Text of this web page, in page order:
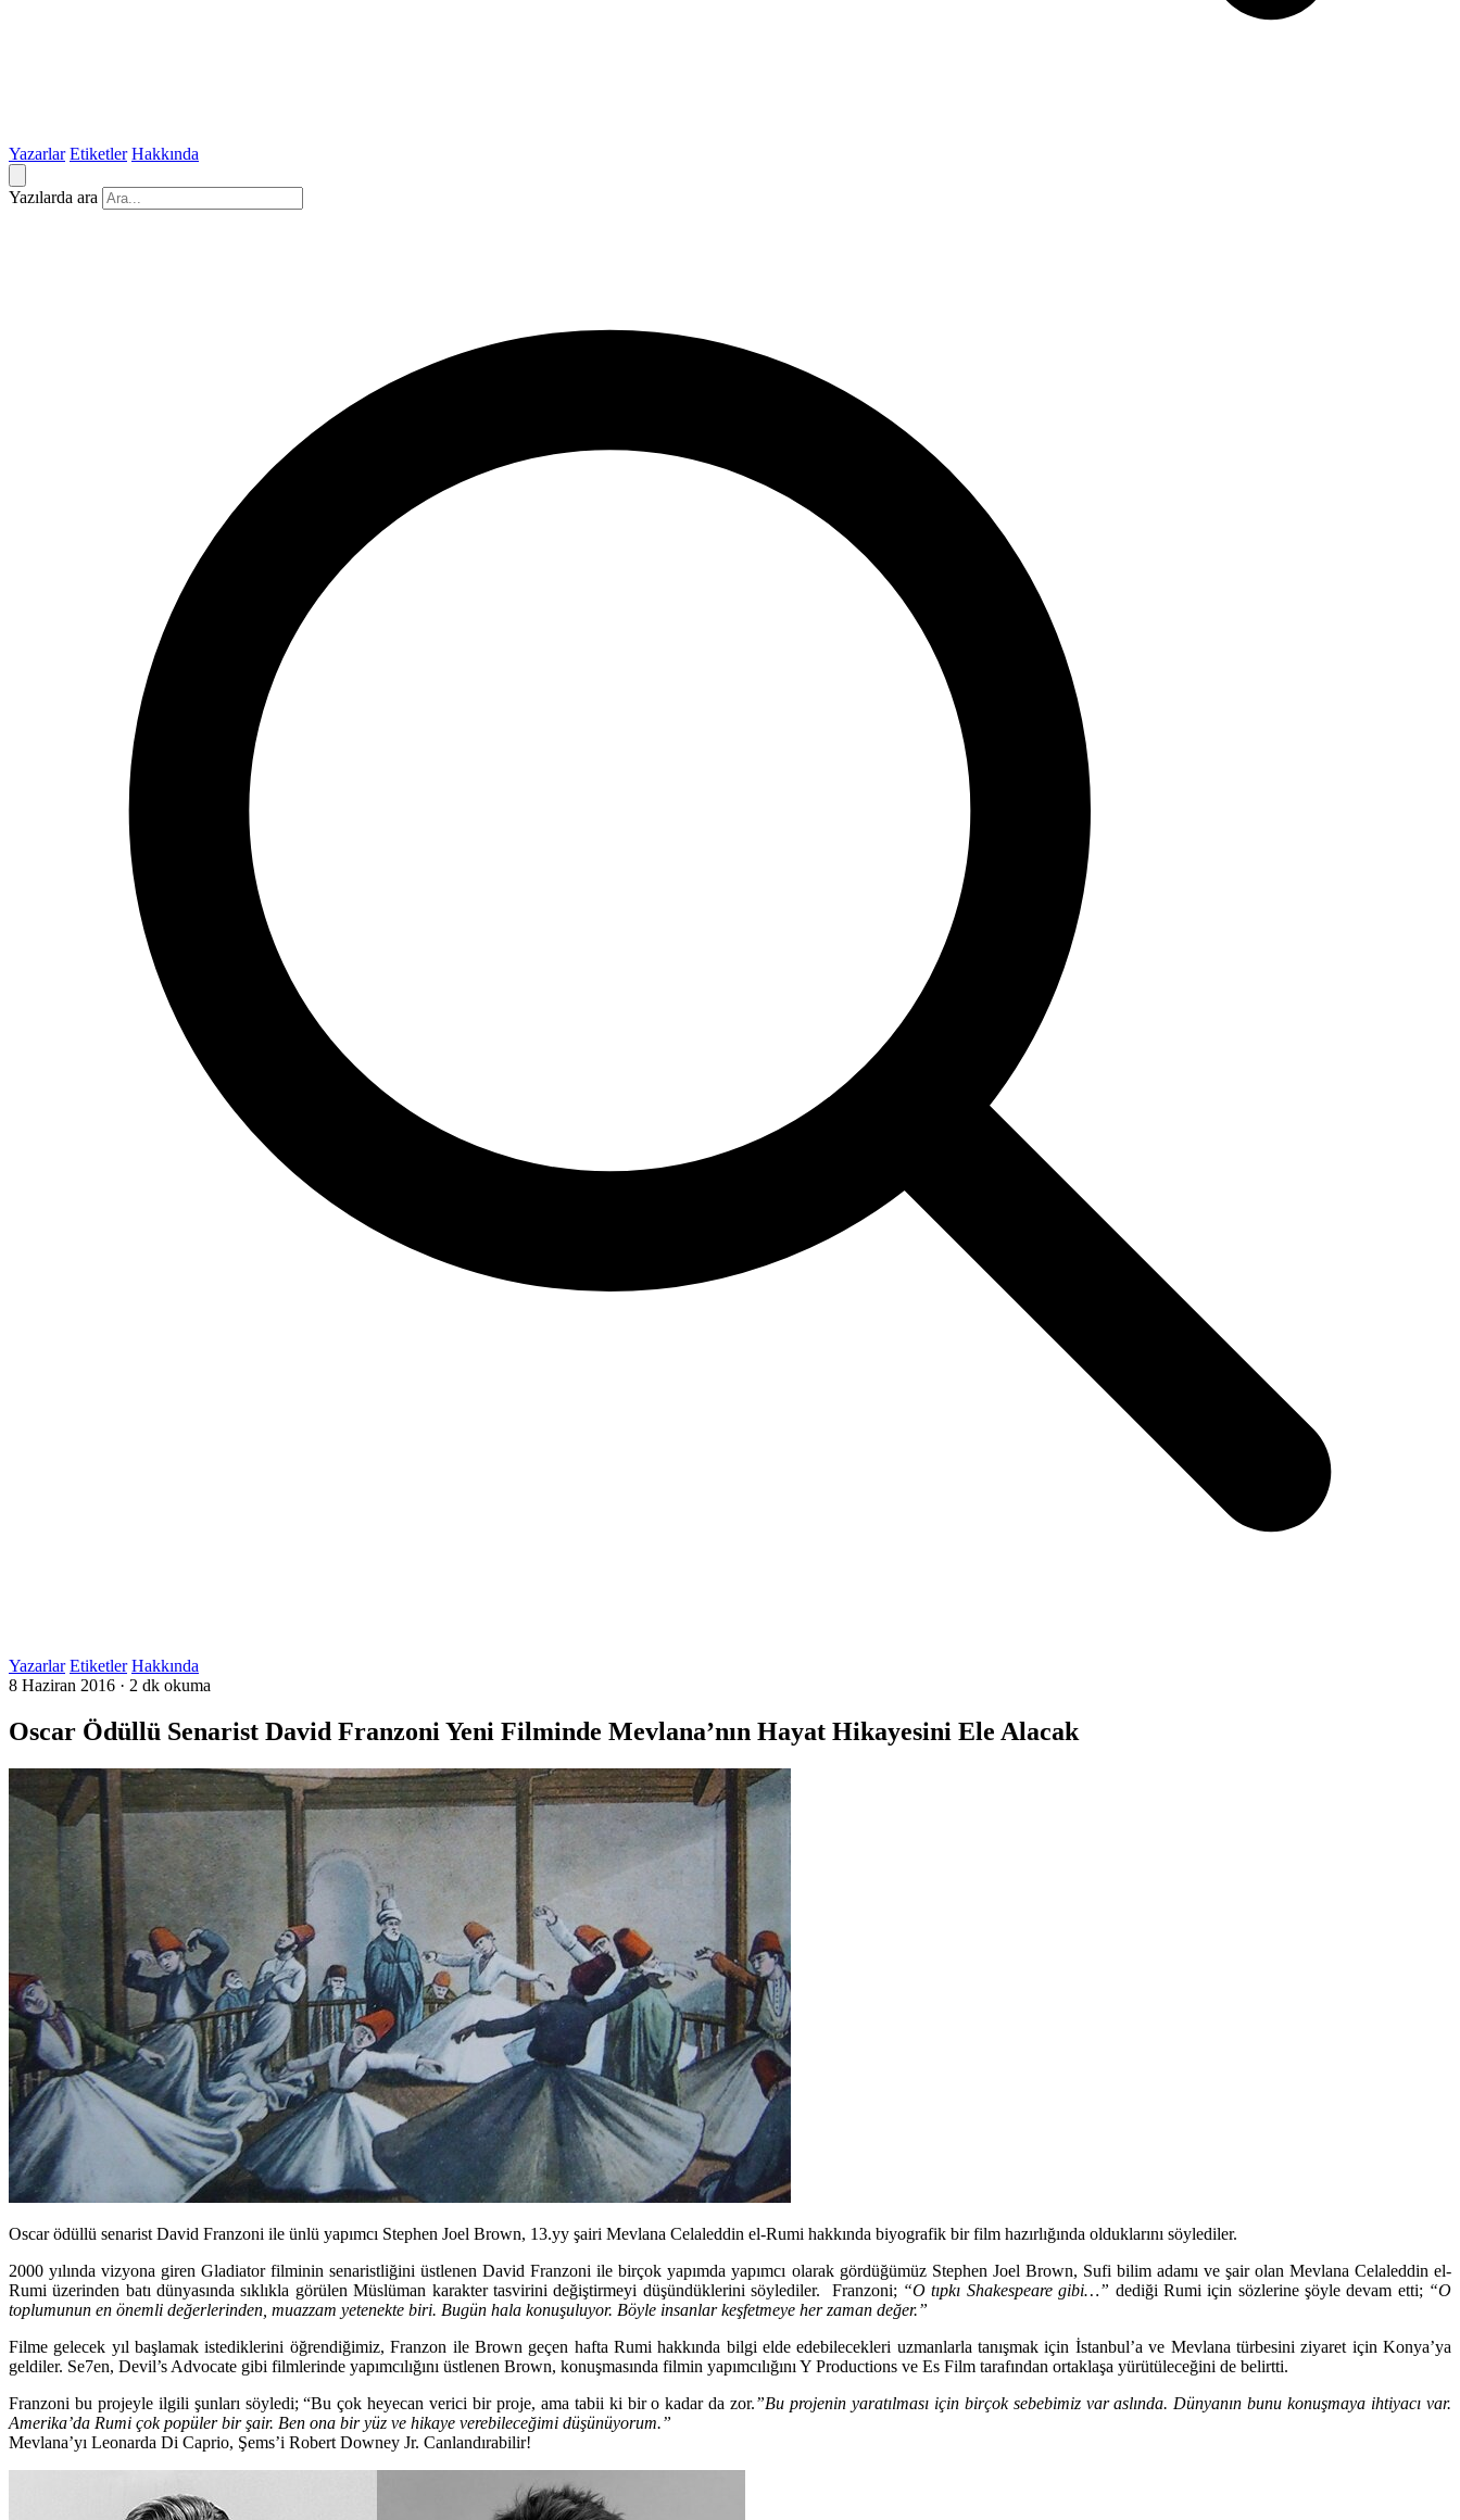
Yazarlar Etiketler Hakkında
Yazılarda ara
Yazarlar Etiketler Hakkında
8 Haziran 2016 · 2 dk okuma
Oscar Ödüllü Senarist David Franzoni Yeni Filminde Mevlana’nın Hayat Hikayesini Ele Alacak
Oscar ödüllü senarist David Franzoni ile ünlü yapımcı Stephen Joel Brown, 13.yy şairi Mevlana Celaleddin el-Rumi hakkında biyografik bir film hazırlığında olduklarını söylediler.
2000 yılında vizyona giren Gladiator filminin senaristliğini üstlenenDavid Franzoni ile birçok yapımda yapımcı olarak gördüğümüz Stephen Joel Brown, Sufi bilim adamı ve şair olan Mevlana Celaleddin el-
Rumi üzerinden batı dünyasında sıklıkla görülen Müslüman karakter tasvirini değiştirmeyi düşündüklerini söylediler. Franzoni; “O tıpkı Shakespeare gibi…” dediği Rumi için sözlerine şöyle devam etti; “O
toplumunun en önemli değerlerinden, muazzam yetenekte biri. Bugün hala konuşuluyor. Böyle insanlar keşfetmeye her zaman değer.”
Filme gelecek yıl başlamak istediklerini öğrendiğimiz, Franzon ile Brown geçen hafta Rumi hakkında bilgi elde edebilecekleri uzmanlarla tanışmak için İstanbul’a ve Mevlana türbesini ziyaret için Konya’ya
geldiler. Se7en, Devil’s Advocate gibi filmlerinde yapımcılığını üstlenen Brown, konuşmasında filmin yapımcılığını Y Productions ve Es Film tarafından ortaklaşa yürütüleceğini de belirtti.
Franzoni bu projeyle ilgili şunları söyledi; “Bu çok heyecan verici bir proje, ama tabii ki bir o kadar da zor.”Bu projenin yaratılması için birçok sebebimiz var aslında. Dünyanın bunu konuşmaya ihtiyacı var.
Amerika’da Rumi çok popüler bir şair. Ben ona bir yüz ve hikaye verebileceğimi düşünüyorum.”
Mevlana’yı Leonarda Di Caprio, Şems’i Robert Downey Jr. Canlandırabilir!